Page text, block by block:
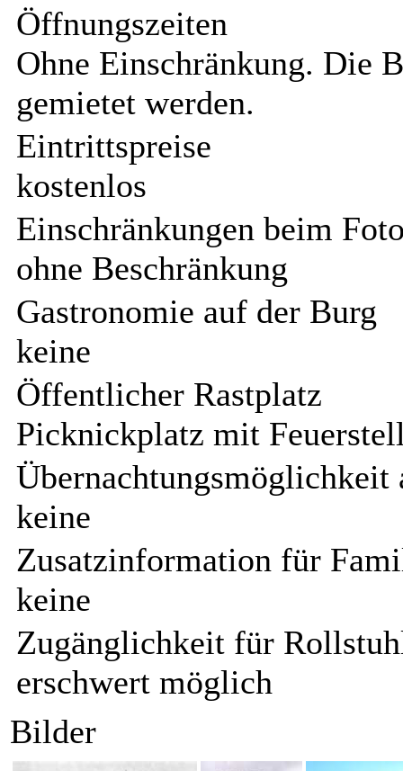
Öffnungszeiten
Ohne Einschränkung. Die
gemietet werden.
Eintrittspreise
kostenlos
Einschränkungen beim
ohne Beschränkung
Gastronomie auf der Burg
keine
Öffentlicher Rastplatz
Picknickplatz mit
Übernachtungsmöglichkeit
keine
Zusatzinformation für
keine
Zugänglichkeit für
erschwert möglich
Bilder